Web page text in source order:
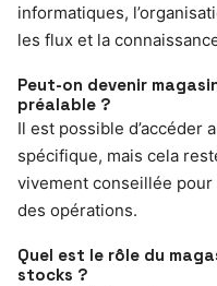
informatiques,
les flux et la
Peut-on devenir
préalable ?
Il est possible d’accéder
spécifique, mais cela
vivement conseillée
des opérations.
Quel est le rôle du
stocks ?